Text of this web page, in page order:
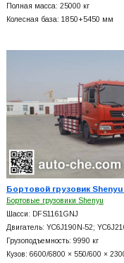
Полная масса: 25000 кг
Колесная база: 1850+5450 мм
Бортовой грузовик Shenyu
Бортовые грузовики Shenyu
Шасси: DFS1161GNJ
Двигатель: YC6J190N-52;
Грузоподъемность: 9990 кг
Кузов: 6600/6800 × 550/600 ×